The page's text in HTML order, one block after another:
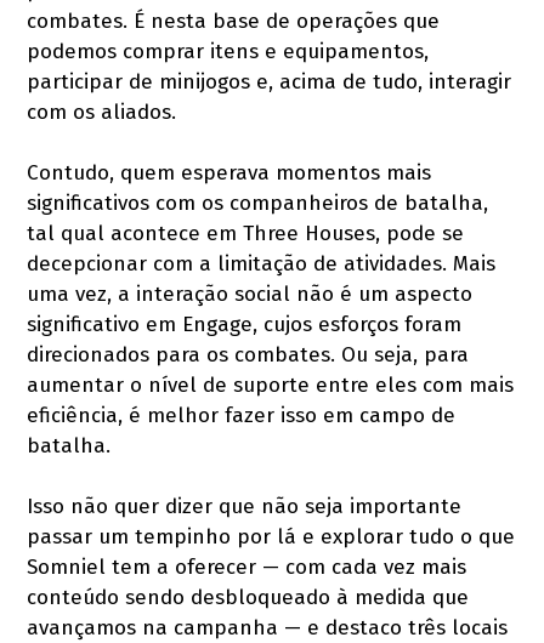
combates. É nesta base de operações que
podemos comprar itens e equipamentos,
participar de minijogos e, acima de tudo, interagir
com os aliados.
Contudo, quem esperava momentos mais
significativos com os companheiros de batalha,
tal qual acontece em Three Houses, pode se
decepcionar com a limitação de atividades. Mais
uma vez, a interação social não é um aspecto
significativo em Engage, cujos esforços foram
direcionados para os combates. Ou seja, para
aumentar o nível de suporte entre eles com mais
eficiência, é melhor fazer isso em campo de
batalha.
Isso não quer dizer que não seja importante
passar um tempinho por lá e explorar tudo o que
Somniel tem a oferecer — com cada vez mais
conteúdo sendo desbloqueado à medida que
avançamos na campanha — e destaco três locais